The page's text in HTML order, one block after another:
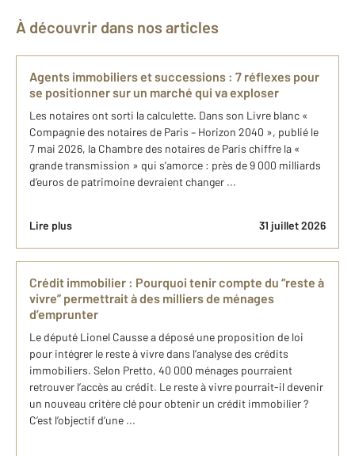
À découvrir dans nos articles
Agents immobiliers et successions : 7 réflexes pour
se positionner sur un marché qui va exploser
Les notaires ont sorti la calculette. Dans son Livre blanc «
Compagnie des notaires de Paris – Horizon 2040 », publié le
7 mai 2026, la Chambre des notaires de Paris chiffre la «
grande transmission » qui s’amorce : près de 9 000 milliards
d’euros de patrimoine devraient changer ...
Lire plus 31 juillet 2026
Crédit immobilier : Pourquoi tenir compte du “reste à
vivre” permettrait à des milliers de ménages
d’emprunter
Le député Lionel Causse a déposé une proposition de loi
pour intégrer le reste à vivre dans l’analyse des crédits
immobiliers. Selon Pretto, 40 000 ménages pourraient
retrouver l’accès au crédit. Le reste à vivre pourrait-il devenir
un nouveau critère clé pour obtenir un crédit immobilier ?
C’est l’objectif d’une ...